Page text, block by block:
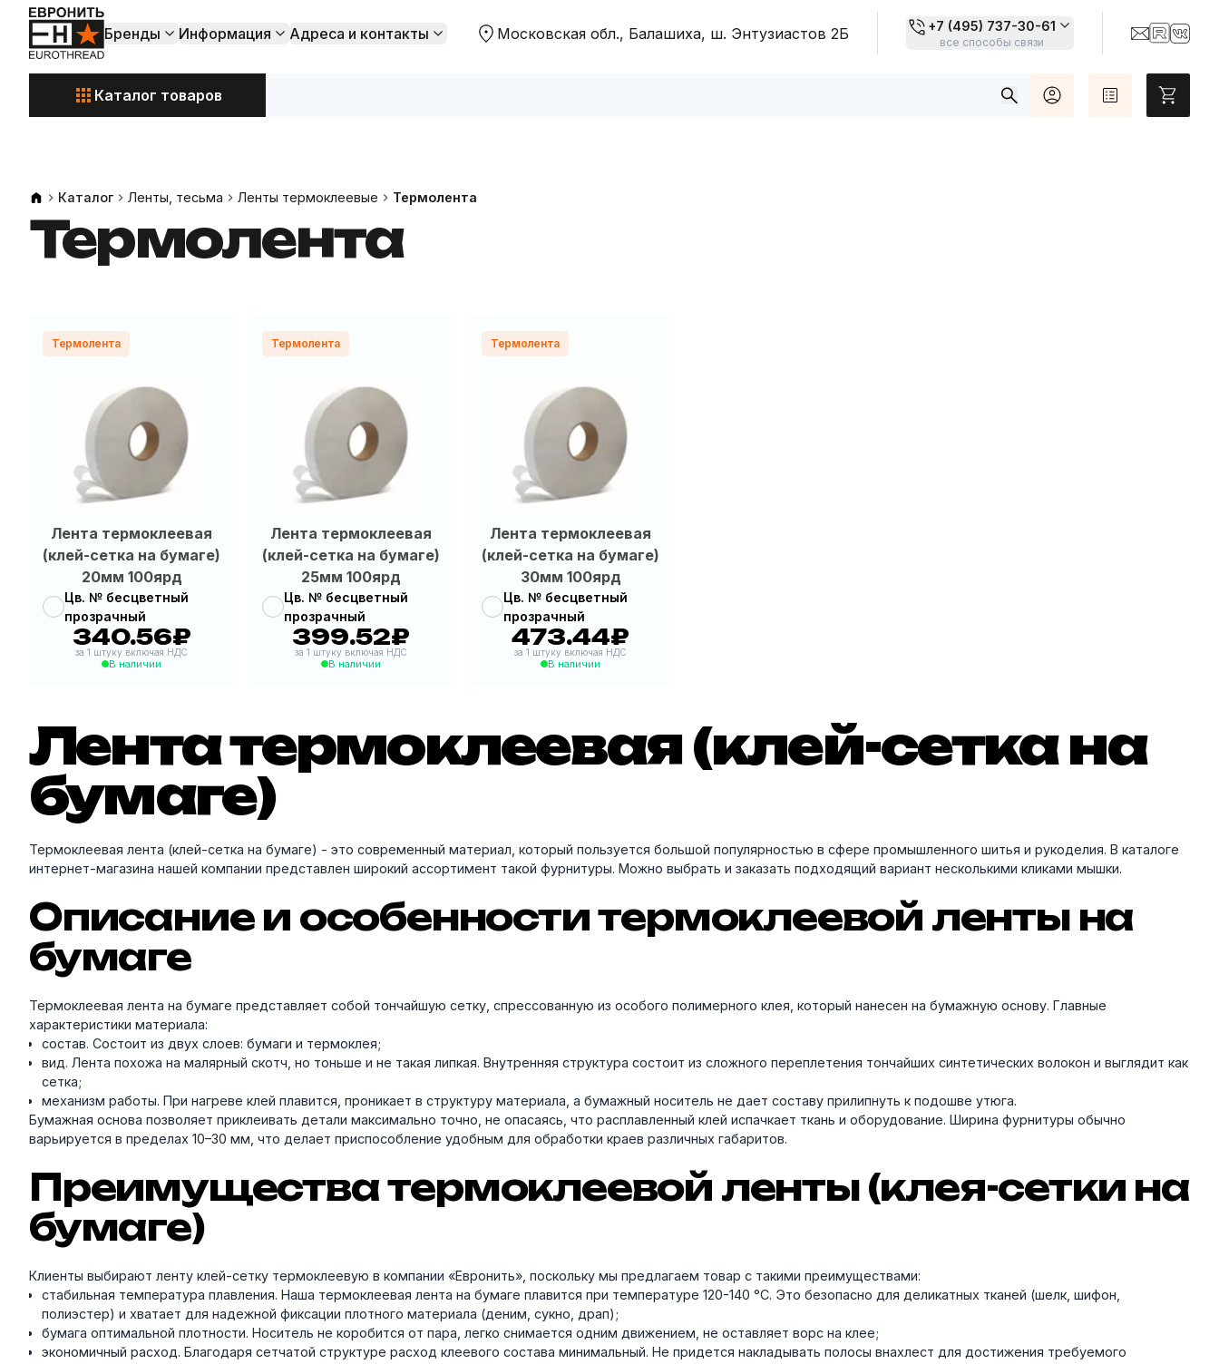
Бренды Информация Адреса и контакты Московская обл., Балашиха, ш. Энтузиастов 2Б +7 (495) 737-30-61
все способы связи
Каталог товаров
Каталог Ленты, тесьма Ленты термоклеевые Термолента
Термолента
Термолента
Лента термоклеевая
(клей-сетка на бумаге)
20мм 100ярд
Цв. № бесцветный
прозрачный
340.56₽
за 1 штуку включая НДС
В наличии
|340.56₽
Термолента
Лента термоклеевая
(клей-сетка на бумаге)
25мм 100ярд
Цв. № бесцветный
прозрачный
399.52₽
за 1 штуку включая НДС
В наличии
|399.52₽
Термолента
Лента термоклеевая
(клей-сетка на бумаге)
30мм 100ярд
Цв. № бесцветный
прозрачный
473.44₽
за 1 штуку включая НДС
В наличии
|473.44₽
Лента термоклеевая (клей-сетка на
бумаге)
Термоклеевая лента (клей-сетка на бумаге) - это современный материал, который пользуется большой популярностью в сфере промышленного шитья и рукоделия. В каталоге
интернет-магазина нашей компании представлен широкий ассортимент такой фурнитуры. Можно выбрать и заказать подходящий вариант несколькими кликами мышки.
Описание и особенности термоклеевой ленты на
бумаге
Термоклеевая лента на бумаге представляет собой тончайшую сетку, спрессованную из особого полимерного клея, который нанесен на бумажную основу. Главные
характеристики материала:
состав. Состоит из двух слоев: бумаги и термоклея;
вид. Лента похожа на малярный скотч, но тоньше и не такая липкая. Внутренняя структура состоит из сложного переплетения тончайших синтетических волокон и выглядит как
сетка;
механизм работы. При нагреве клей плавится, проникает в структуру материала, а бумажный носитель не дает составу прилипнуть к подошве утюга.
Бумажная основа позволяет приклеивать детали максимально точно, не опасаясь, что расплавленный клей испачкает ткань и оборудование. Ширина фурнитуры обычно
варьируется в пределах 10–30 мм, что делает приспособление удобным для обработки краев различных габаритов.
Преимущества термоклеевой ленты (клея-сетки на
бумаге)
Клиенты выбирают ленту клей-сетку термоклеевую в компании «Евронить», поскольку мы предлагаем товар с такими преимуществами:
стабильная температура плавления. Наша термоклеевая лента на бумаге плавится при температуре 120-140 °C. Это безопасно для деликатных тканей (шелк, шифон,
полиэстер) и хватает для надежной фиксации плотного материала (деним, сукно, драп);
бумага оптимальной плотности. Носитель не коробится от пара, легко снимается одним движением, не оставляет ворс на клее;
экономичный расход. Благодаря сетчатой структуре расход клеевого состава минимальный. Не придется накладывать полосы внахлест для достижения требуемого